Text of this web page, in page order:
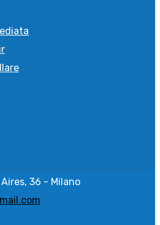
36 - Milano